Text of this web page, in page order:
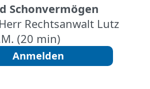
Schonvermögen
Rechtsanwalt Lutz
(20 min)